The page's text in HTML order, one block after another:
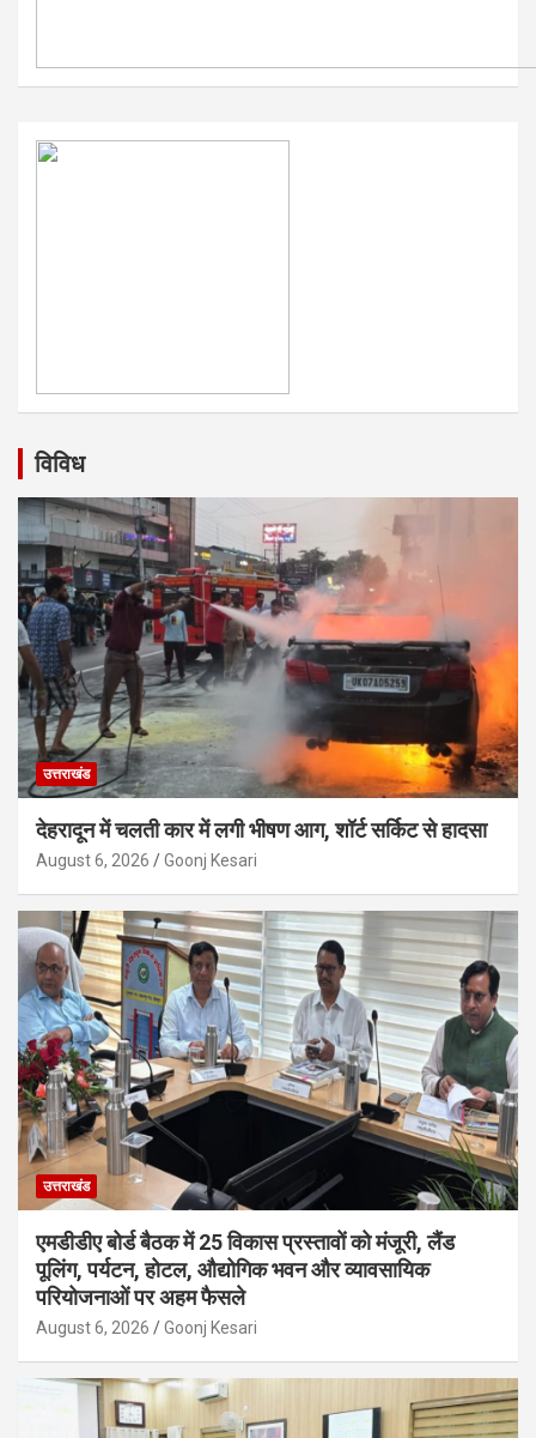
विविध
उत्तराखंड
देहरादून में चलती कार में लगी भीषण आग, शॉर्ट सर्किट से हादसा
August 6, 2026 Goonj Kesari
उत्तराखंड
एमडीडीए बोर्ड बैठक में 25 विकास प्रस्तावों को मंजूरी, लैंड
पूलिंग, पर्यटन, होटल, औद्योगिक भवन और व्यावसायिक
परियोजनाओं पर अहम फैसले
August 6, 2026 Goonj Kesari